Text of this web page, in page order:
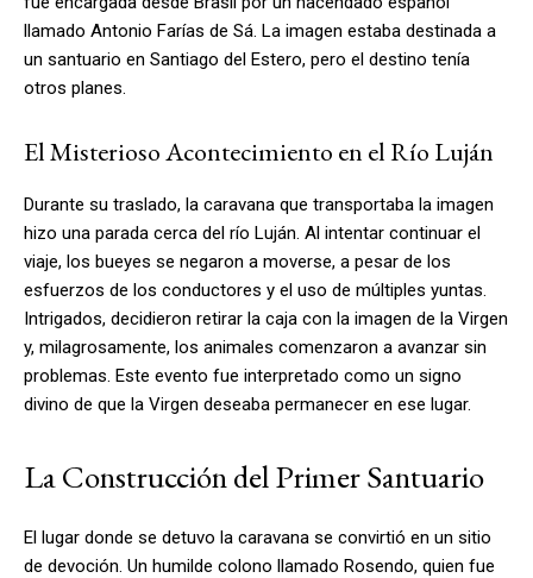
llamado Antonio Farías de Sá. La imagen estaba destinada a
un santuario en Santiago del Estero, pero el destino tenía
otros planes.
El Misterioso Acontecimiento en el Río Luján
Durante su traslado, la caravana que transportaba la imagen
hizo una parada cerca del río Luján. Al intentar continuar el
viaje, los bueyes se negaron a moverse, a pesar de los
esfuerzos de los conductores y el uso de múltiples yuntas.
Intrigados, decidieron retirar la caja con la imagen de la Virgen
y, milagrosamente, los animales comenzaron a avanzar sin
problemas. Este evento fue interpretado como un signo
divino de que la Virgen deseaba permanecer en ese lugar.
La Construcción del Primer Santuario
El lugar donde se detuvo la caravana se convirtió en un sitio
de devoción. Un humilde colono llamado Rosendo, quien fue